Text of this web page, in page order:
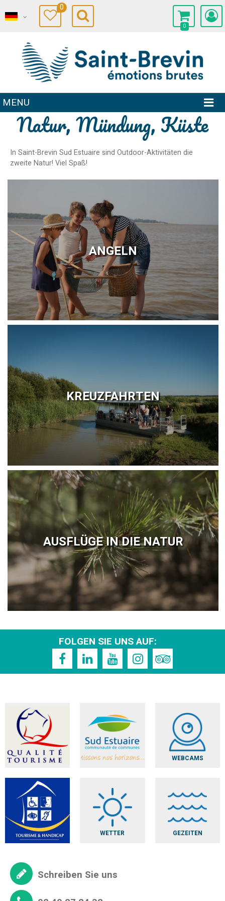
0
0
MENU
Natur, Mündung, Küste
In Saint-Brevin Sud Estuaire sind Outdoor-Aktivitäten die
zweite Natur! Viel Spaß!
ANGELN
KREUZFAHRTEN
AUSFLÜGE IN DIE NATUR
FOLGEN SIE UNS AUF:
WEBCAMS
WETTER GEZEITEN
Schreiben Sie uns